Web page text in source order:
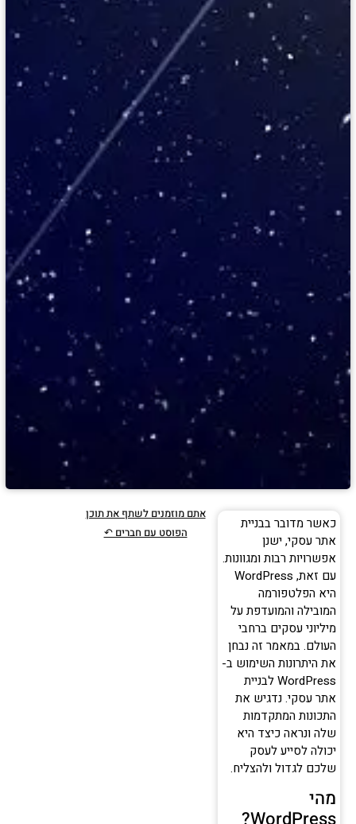
כאשר מדובר בבניית
אתר עסקי, ישנן
אפשרויות רבות ומגוונות.
עם זאת, WordPress
היא הפלטפורמה
המובילה והמועדפת על
מיליוני עסקים ברחבי
העולם. במאמר זה נבחן
את היתרונות השימוש ב-
WordPress לבניית
אתר עסקי. נדגיש את
התכונות המתקדמות
שלה ונראה כיצד היא
יכולה לסייע לעסק
שלכם לגדול ולהצליח.
מהי
אתם מוזמנים לשתף את תוכן
הפוסט עם חברים ↶